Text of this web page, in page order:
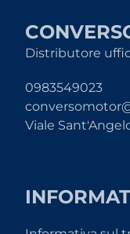
Distributore
0983549023
Viale